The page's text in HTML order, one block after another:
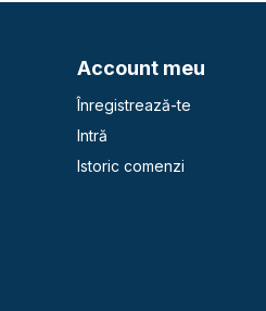
Account meu
Înregistrează-te
Intră
Istoric comenzi